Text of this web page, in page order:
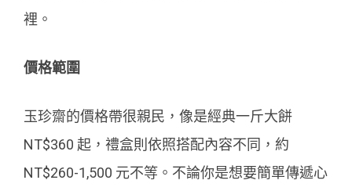
裡。
價格範圍
玉珍齋的價格帶很親民，像是經典一斤大餅
NT$360 起，禮盒則依照搭配內容不同，約
NT$260-1,500 元不等。不論你是想要簡單傳遞心